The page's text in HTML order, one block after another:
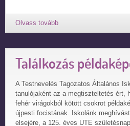
Találkozás
A Testnevelés Tagozatos Általános
tanulójaként az a megtiszteltetés ért,
fehér virágokból kötött csokrot
újpesti focistának. Iskolánk
elsejére, a 125. éves UTE